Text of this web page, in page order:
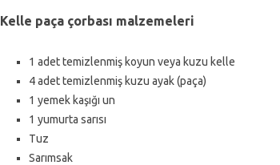
Kelle paça çorbası malzemeleri
1 adet temizlenmiş koyun veya kuzu kelle
4 adet temizlenmiş kuzu ayak (paça)
1 yemek kaşığı un
1 yumurta sarısı
Tuz
Sarımsak